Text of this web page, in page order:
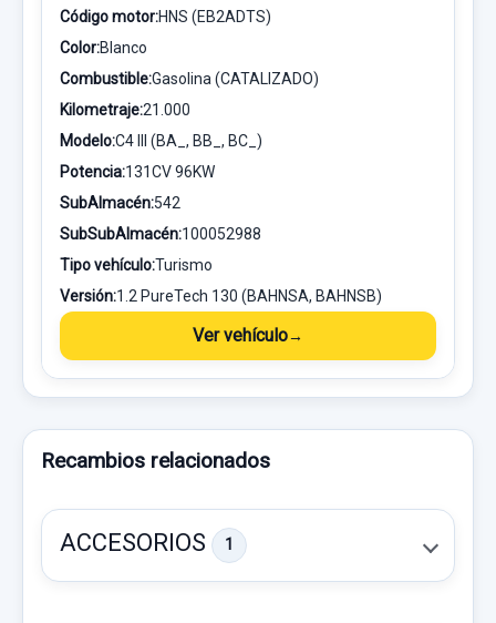
Código motor:HNS (EB2ADTS)
Color:Blanco
Combustible:Gasolina (CATALIZADO)
Kilometraje:21.000
Modelo:C4 III (BA_, BB_, BC_)
Potencia:131CV 96KW
SubAlmacén:542
SubSubAlmacén:100052988
Tipo vehículo:Turismo
Versión:1.2 PureTech 130 (BAHNSA, BAHNSB)
Ver vehículo
Recambios relacionados
ACCESORIOS 1